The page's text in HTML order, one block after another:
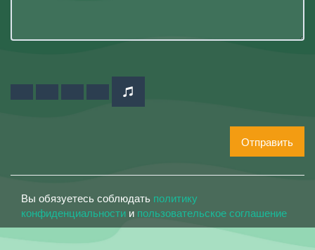
Отправить
Вы обязуетесь соблюдать политику
конфиденциальности и пользовательское соглашение